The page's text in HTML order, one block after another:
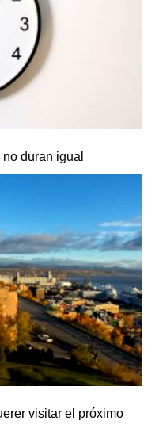
duran igual
visitar el próximo